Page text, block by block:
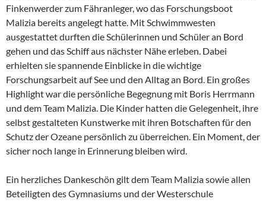
Finkenwerder zum Fähranleger, wo das Forschungsboot
Malizia bereits angelegt hatte. Mit Schwimmwesten
ausgestattet durften die Schülerinnen und Schüler an Bord
gehen und das Schiff aus nächster Nähe erleben. Dabei
erhielten sie spannende Einblicke in die wichtige
Forschungsarbeit auf See und den Alltag an Bord. Ein großes
Highlight war die persönliche Begegnung mit Boris Herrmann
und dem Team Malizia. Die Kinder hatten die Gelegenheit, ihre
selbst gestalteten Kunstwerke mit ihren Botschaften für den
Schutz der Ozeane persönlich zu überreichen. Ein Moment, der
sicher noch lange in Erinnerung bleiben wird.
Ein herzliches Dankeschön gilt dem Team Malizia sowie allen
Beteiligten des Gymnasiums und der Westerschule